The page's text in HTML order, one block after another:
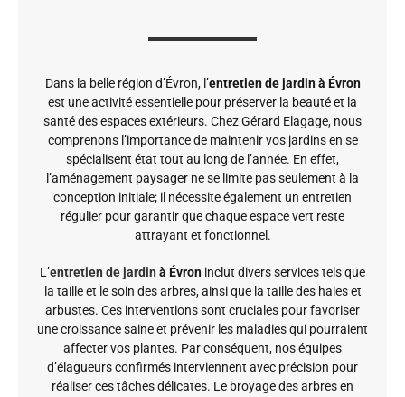
Dans la belle région d’Évron, l’entretien de jardin à Évron
est une activité essentielle pour préserver la beauté et la
santé des espaces extérieurs. Chez Gérard Elagage, nous
comprenons l’importance de maintenir vos jardins en se
spécialisent état tout au long de l’année. En effet,
l’aménagement paysager ne se limite pas seulement à la
conception initiale; il nécessite également un entretien
régulier pour garantir que chaque espace vert reste
attrayant et fonctionnel.
L’entretien de jardin à Évron inclut divers services tels que
la taille et le soin des arbres, ainsi que la taille des haies et
arbustes. Ces interventions sont cruciales pour favoriser
une croissance saine et prévenir les maladies qui pourraient
affecter vos plantes. Par conséquent, nos équipes
d’élagueurs confirmés interviennent avec précision pour
réaliser ces tâches délicates. Le broyage des arbres en